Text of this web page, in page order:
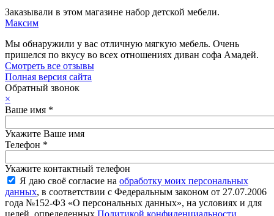
Заказывали в этом магазине набор детской мебели.
Максим
Мы обнаружили у вас отличную мягкую мебель. Очень
пришелся по вкусу во всех отношениях диван софа Амадей.
Смотреть все отзывы
Полная версия сайта
Обратный звонок
×
Ваше имя *
Укажите Ваше имя
Телефон *
Укажите контактный телефон
Я даю своё согласие на обработку моих персональных
данных, в соответствии с Федеральным законом от 27.07.2006
года №152-ФЗ «О персональных данных», на условиях и для
целей, определенных Политикой конфиденциальности